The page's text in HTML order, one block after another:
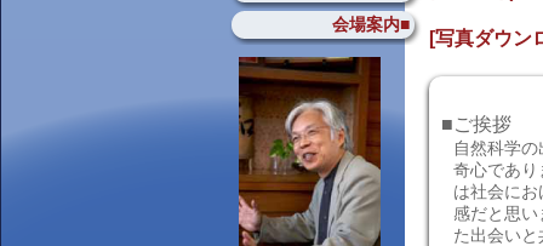
会場案内■
[写真ダウン
■ご挨拶
自然科学
奇心であり
は社会に
感だと思
た出会い